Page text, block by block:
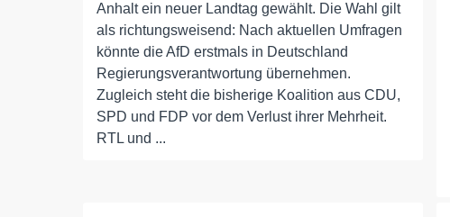
Anhalt ein neuer Landtag gewählt. Die Wahl gilt
als richtungsweisend: Nach aktuellen Umfragen
könnte die AfD erstmals in Deutschland
Regierungsverantwortung übernehmen.
Zugleich steht die bisherige Koalition aus CDU,
SPD und FDP vor dem Verlust ihrer Mehrheit.
RTL und ...